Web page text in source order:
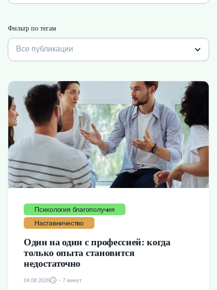
Фильтр по тегам
Психология благополучия
Наставничество
Один на один с профессией: когда
только опыта становится
недостаточно
04.08.2026 ~ 7 минут